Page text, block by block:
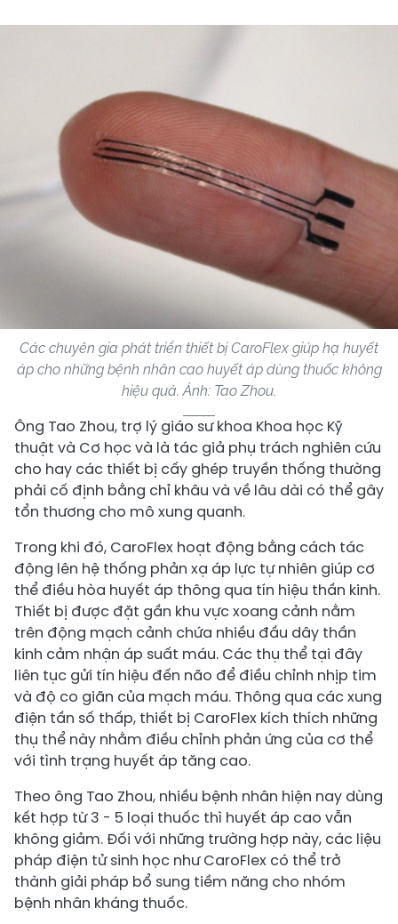
Các chuyên gia phát triển thiết bị CaroFlex giúp hạ huyết
áp cho những bệnh nhân cao huyết áp dùng thuốc không
hiệu quả. Ảnh: Tao Zhou.
Ông Tao Zhou, trợ lý giáo sư khoa Khoa học Kỹ
thuật và Cơ học và là tác giả phụ trách nghiên cứu
cho hay các thiết bị cấy ghép truyền thống thường
phải cố định bằng chỉ khâu và về lâu dài có thể gây
tổn thương cho mô xung quanh.
Trong khi đó, CaroFlex hoạt động bằng cách tác
động lên hệ thống phản xạ áp lực tự nhiên giúp cơ
thể điều hòa huyết áp thông qua tín hiệu thần kinh.
Thiết bị được đặt gần khu vực xoang cảnh nằm
trên động mạch cảnh chứa nhiều đầu dây thần
kinh cảm nhận áp suất máu. Các thụ thể tại đây
liên tục gửi tín hiệu đến não để điều chỉnh nhịp tim
và độ co giãn của mạch máu. Thông qua các xung
điện tần số thấp, thiết bị CaroFlex kích thích những
thụ thể này nhằm điều chỉnh phản ứng của cơ thể
với tình trạng huyết áp tăng cao.
Theo ông Tao Zhou, nhiều bệnh nhân hiện nay dùng
kết hợp từ 3 - 5 loại thuốc thì huyết áp cao vẫn
không giảm. Đối với những trường hợp này, các liệu
pháp điện tử sinh học như CaroFlex có thể trở
thành giải pháp bổ sung tiềm năng cho nhóm
bệnh nhân kháng thuốc.